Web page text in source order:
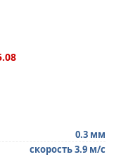
0.3 мм
скорость 3.9 м/с